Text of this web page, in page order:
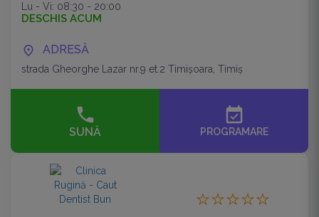
Lu - Vi: 08:30 - 20:00
DESCHIS ACUM
ADRESĂ
strada Gheorghe Lazar nr.9 et.2 Timişoara, Timiș
SUNĂ
event_available
PROGRAMARE